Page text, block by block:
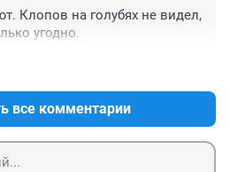
Клопов на голубях не видел,
угодно.
все комментарии